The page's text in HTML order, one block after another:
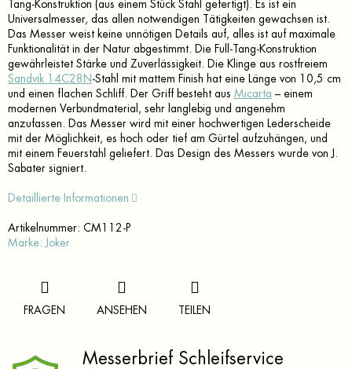
Tang-Konstruktion (aus einem Stück Stahl gefertigt). Es ist ein
Universalmesser, das allen notwendigen Tätigkeiten gewachsen ist.
Das Messer weist keine unnötigen Details auf, alles ist auf maximale
Funktionalität in der Natur abgestimmt. Die Full-Tang-Konstruktion
gewährleistet Stärke und Zuverlässigkeit. Die Klinge aus rostfreiem
Sandvik 14C28N -Stahl mit mattem Finish hat eine Länge von 10,5 cm
und einen flachen Schliff. Der Griff besteht aus Micarta – einem
modernen Verbundmaterial, sehr langlebig und angenehm
anzufassen. Das Messer wird mit einer hochwertigen Lederscheide
mit der Möglichkeit, es hoch oder tief am Gürtel aufzuhängen, und
mit einem Feuerstahl geliefert. Das Design des Messers wurde von J.
Sabater signiert.
Detaillierte Informationen
Artikelnummer: CM112-P
Marke:
Joker
FRAGEN ANSEHEN TEILEN
Messerbrief Schleifservice